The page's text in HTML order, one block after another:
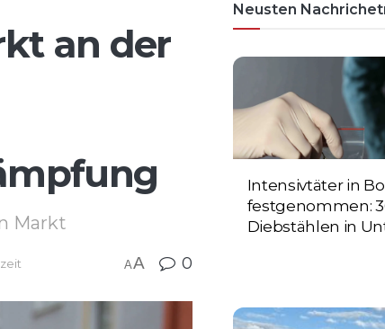
an der
Markt
AA 0
Neusten
Intensivtäter in
festgenommen:
Diebstählen in